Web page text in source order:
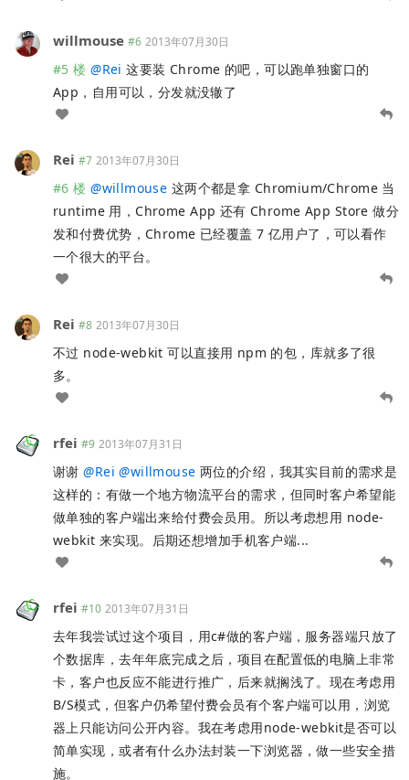
willmouse #6 2013年07月30日
#5 楼 @Rei 这要装 Chrome 的吧，可以跑单独窗口的
App，自用可以，分发就没辙了
Rei #7 2013年07月30日
#6 楼 @willmouse 这两个都是拿 Chromium/Chrome 当
runtime 用，Chrome App 还有 Chrome App Store 做分
发和付费优势，Chrome 已经覆盖 7 亿用户了，可以看作
一个很大的平台。
Rei #8 2013年07月30日
不过 node-webkit 可以直接用 npm 的包，库就多了很
多。
rfei #9 2013年07月31日
谢谢@Rei @willmouse 两位的介绍，我其实目前的需求是
这样的：有做一个地方物流平台的需求，但同时客户希望能
做单独的客户端出来给付费会员用。所以考虑想用 node-
webkit 来实现。后期还想增加手机客户端...
rfei #10 2013年07月31日
去年我尝试过这个项目，用c#做的客户端，服务器端只放了
个数据库，去年年底完成之后，项目在配置低的电脑上非常
卡，客户也反应不能进行推广，后来就搁浅了。现在考虑用
B/S模式，但客户仍希望付费会员有个客户端可以用，浏览
器上只能访问公开内容。我在考虑用node-webkit是否可以
简单实现，或者有什么办法封装一下浏览器，做一些安全措
施。